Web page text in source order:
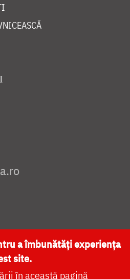
CATEDRALA NAȚIONALĂ
a îmbunătăți experiența
site.
în această pagină